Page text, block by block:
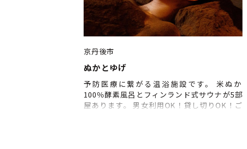
京丹後市
ぬかとゆげ
予防医療に繋がる温浴施設です。 米ぬか
100％酵素風呂とフィンランド式サウナが5部
屋あります。 男女利用OK！貸し切りOK！ご